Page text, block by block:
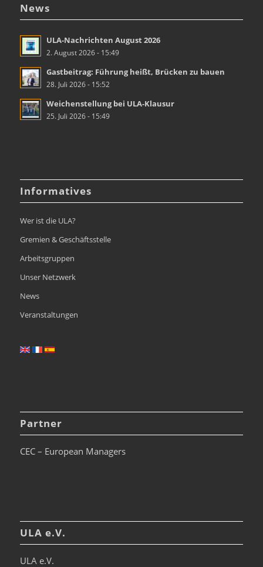
News
ULA-Nachrichten August 2026
2. August 2026 - 15:49
Gastbeitrag: Führung heißt, Brücken zu bauen
28. Juli 2026 - 15:52
Weichenstellung bei ULA-Klausur
25. Juli 2026 - 15:49
Informatives
Wer ist die ULA?
Gremien & Geschäftsstelle
Arbeitsgruppen
Unser Netzwerk
News
Veranstaltungen
Partner
CEC – European Managers
ULA e.V.
ULA e.V.